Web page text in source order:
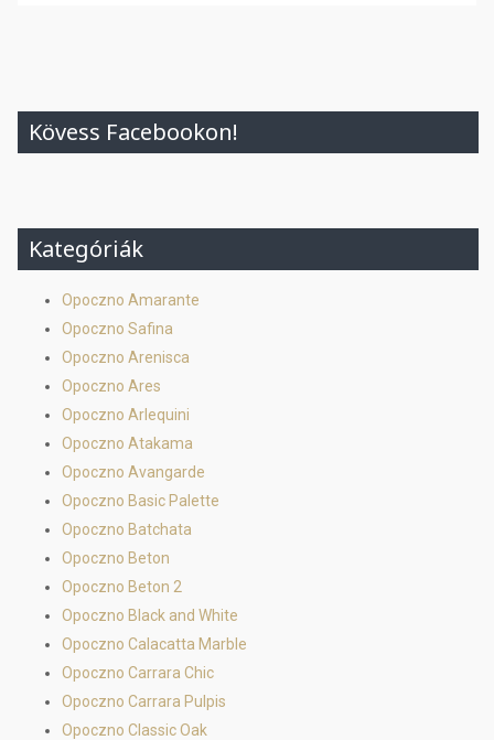
Kövess Facebookon!
Kategóriák
Opoczno Amarante
Opoczno Safina
Opoczno Arenisca
Opoczno Ares
Opoczno Arlequini
Opoczno Atakama
Opoczno Avangarde
Opoczno Basic Palette
Opoczno Batchata
Opoczno Beton
Opoczno Beton 2
Opoczno Black and White
Opoczno Calacatta Marble
Opoczno Carrara Chic
Opoczno Carrara Pulpis
Opoczno Classic Oak